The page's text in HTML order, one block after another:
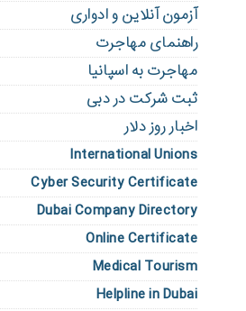
آزمون آنلاین و ادواری
راهنمای مهاجرت
مهاجرت به اسپانیا
ثبت شرکت در دبی
اخبار روز دلار
International Unions
Cyber Security Certificate
Dubai Company Directory
Online Certificate
Medical Tourism
Helpline in Dubai